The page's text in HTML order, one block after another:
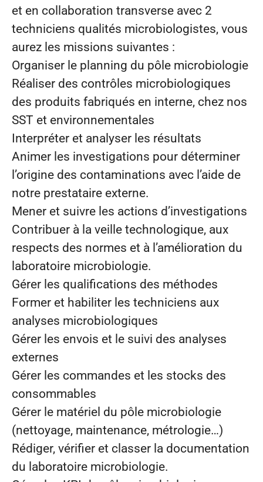
et en collaboration transverse avec 2
techniciens qualités microbiologistes, vous
aurez les missions suivantes :
Organiser le planning du pôle microbiologie
Réaliser des contrôles microbiologiques
des produits fabriqués en interne, chez nos
SST et environnementales
Interpréter et analyser les résultats
Animer les investigations pour déterminer
l’origine des contaminations avec l’aide de
notre prestataire externe.
Mener et suivre les actions d’investigations
Contribuer à la veille technologique, aux
respects des normes et à l’amélioration du
laboratoire microbiologie.
Gérer les qualifications des méthodes
Former et habiliter les techniciens aux
analyses microbiologiques
Gérer les envois et le suivi des analyses
externes
Gérer les commandes et les stocks des
consommables
Gérer le matériel du pôle microbiologie
(nettoyage, maintenance, métrologie…)
Rédiger, vérifier et classer la documentation
du laboratoire microbiologie.